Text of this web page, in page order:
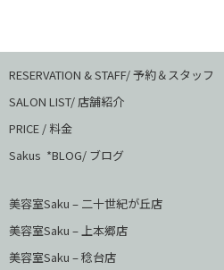
RESERVATION & STAFF/ 予約＆スタッフ
SALON LIST/ 店舗紹介
PRICE / 料金
Sakus *BLOG/ ブログ
美容室Saku – 二十世紀が丘店
美容室Saku –上本郷店
美容室Saku –稔台店